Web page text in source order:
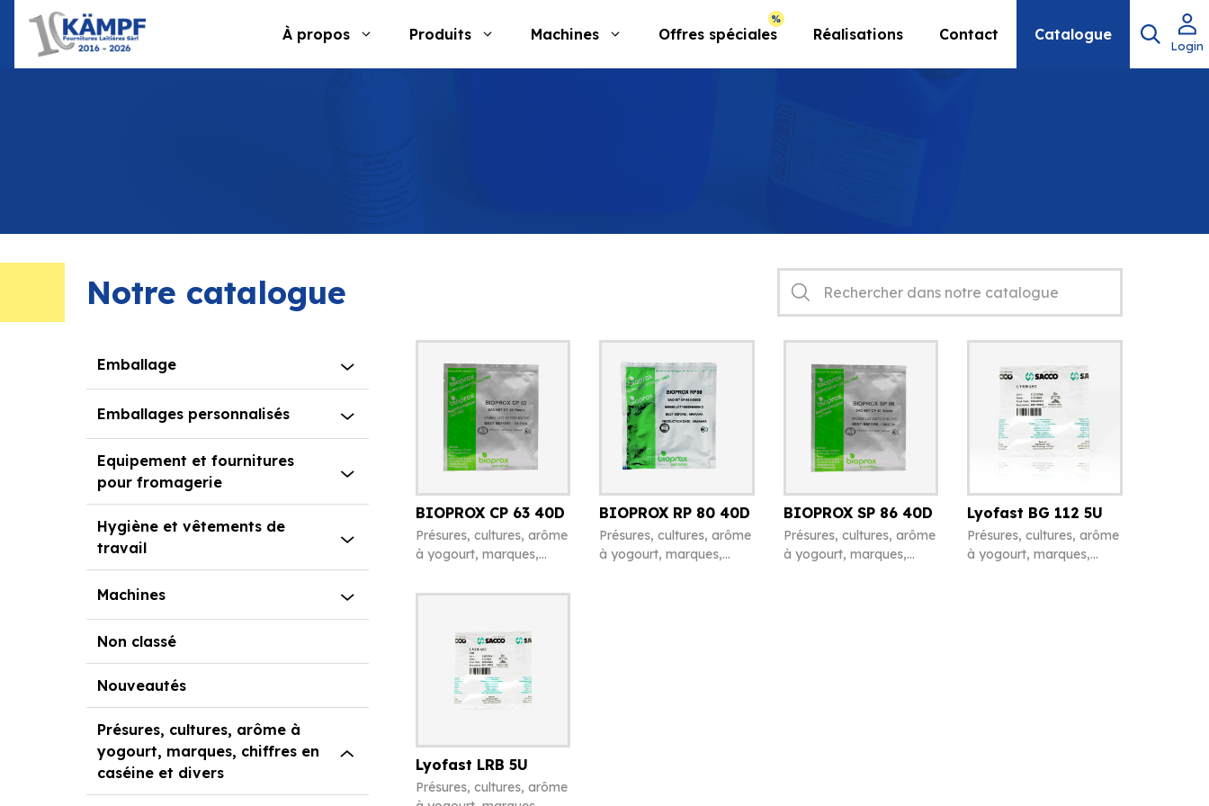
contenu
À propos Produits Machines Offres spéciales Réalisations Contact Catalogue
Login
Notre catalogue
Recherche
de
produits
BIOPROX CP 63 40D
Présures, cultures, arôme
à yogourt, marques,
divers
BIOPROX RP 80 40D
Présures, cultures, arôme
à yogourt, marques,
BIOPROX SP 86 40D
Présures, cultures, arôme
à yogourt, marques,
Lyofast BG 112 5U
Présures, cultures, arôme
à yogourt, marques,
Lyofast LRB 5U
Présures, cultures, arôme
Emballage
Emballages personnalisés
Equipement et fournitures
pour fromagerie
Hygiène et vêtements de
travail
Machines
Non classé
Nouveautés
Présures, cultures, arôme à
yogourt, marques, chiffres en
caséine et divers